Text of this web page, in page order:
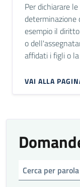
Per dichiarare
determinazione
esempio il
o
affidati i figli o
VAI ALLA
cerca